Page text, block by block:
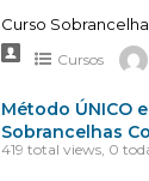
Curso
Cursos
Método ÚNICO
Sobrancelhas
419 total views, 0